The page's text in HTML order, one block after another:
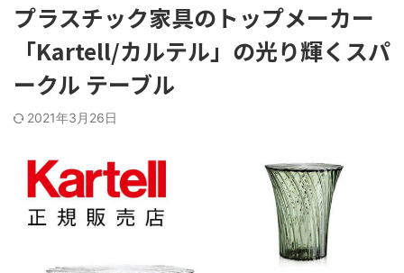
プラスチック家具のトップメーカー
「Kartell/カルテル」の光り輝くスパ
ークル テーブル
2021年3月26日